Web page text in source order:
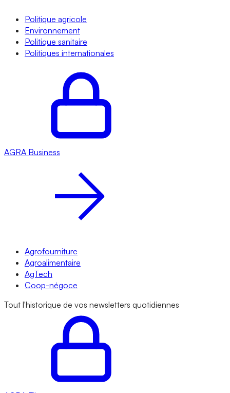
Politique agricole
Environnement
Politique sanitaire
Politiques internationales
AGRA Business
Agrofourniture
Agroalimentaire
AgTech
Coop-négoce
Tout l'historique de vos newsletters quotidiennes